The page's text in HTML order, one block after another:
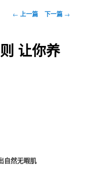
文
航
← 上一篇 下一篇 →
让你养
自然无暇肌